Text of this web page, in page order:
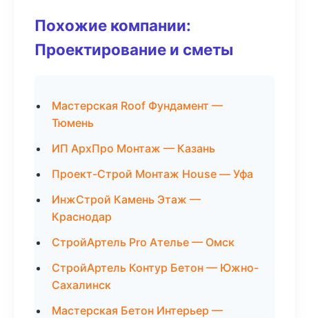
Похожие компании:
Проектирование и сметы
Мастерская Roof Фундамент —
Тюмень
ИП АрхПро Монтаж — Казань
Проект-Строй Монтаж House — Уфа
ИнжСтрой Камень Этаж —
Краснодар
СтройАртель Pro Ателье — Омск
СтройАртель Контур Бетон — Южно-
Сахалинск
Мастерская Бетон Интерьер —